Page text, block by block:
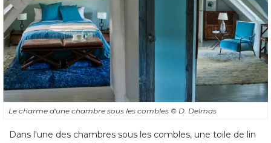
Le charme d'une chambre sous les combles © D. Delmas
Dans l'une des chambres sous les combles, une toile de lin